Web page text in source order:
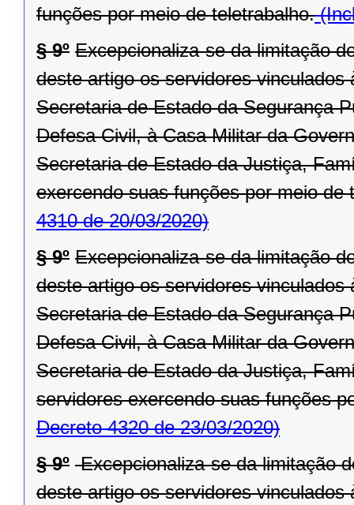
funções por meio de teletrabalho.
§ 9º Excepcionaliza-se da limitação
deste artigo os servidores
Secretaria de Estado da Segurança
Defesa Civil, à Casa Militar da
Secretaria de Estado da Justiça,
exercendo suas funções por meio de
4310 de 20/03/2020)
§ 9º Excepcionaliza-se da limitação
deste artigo os servidores
Secretaria de Estado da Segurança
Defesa Civil, à Casa Militar da
Secretaria de Estado da Justiça,
servidores exercendo suas funções
Decreto 4320 de 23/03/2020)
§ 9º Excepcionaliza-se da limitação
deste artigo os servidores